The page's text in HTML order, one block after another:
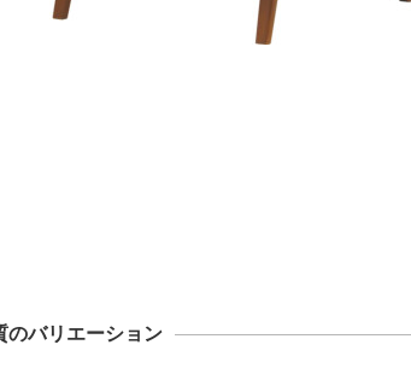
のバリエーション